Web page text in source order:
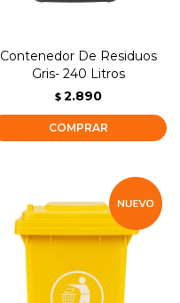
Contenedor De Residuos
Gris- 240 Litros
$ 2.890